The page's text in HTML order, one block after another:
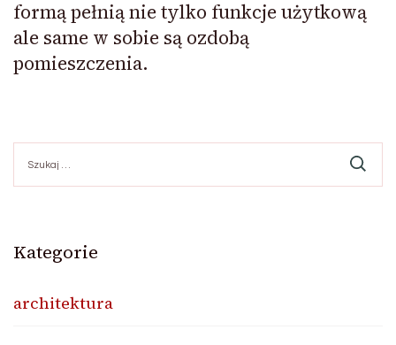
formą pełnią nie tylko funkcje użytkową
ale same w sobie są ozdobą
pomieszczenia.
Kategorie
architektura